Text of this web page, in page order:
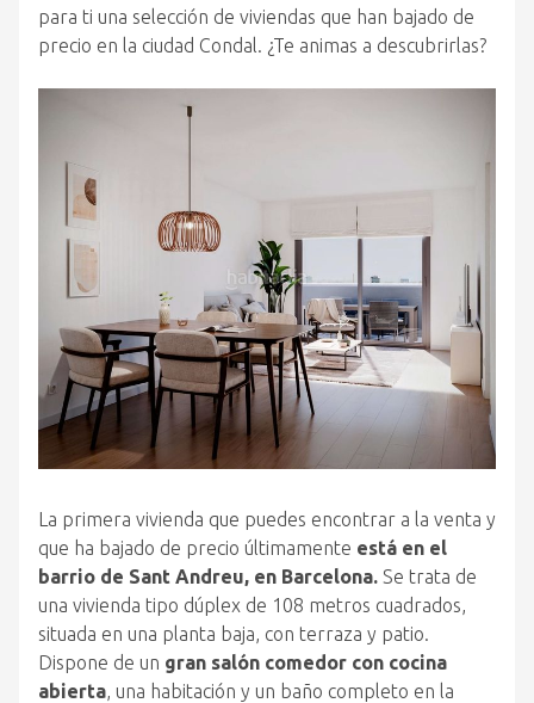
para ti una selección de viviendas que han bajado de
precio en la ciudad Condal. ¿Te animas a descubrirlas?
La primera vivienda que puedes encontrar a la venta y
que ha bajado de precio últimamente está en el
barrio de Sant Andreu, en Barcelona. Se trata de
una vivienda tipo dúplex de 108 metros cuadrados,
situada en una planta baja, con terraza y patio.
Dispone de un gran salón comedor con cocina
abierta, una habitación y un baño completo en la